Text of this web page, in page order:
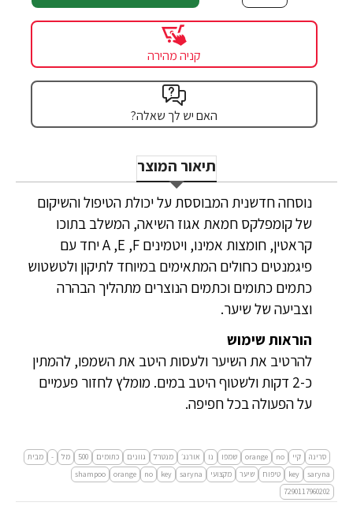
קניה מהירה
האם יש לך שאלה?
תיאור המוצר
נוסחה חדשנית המבוססת על יכולת הטיפול והשיקום
של קומפלקס חמאת אגוז השיאה, המשלב בתוכו
קראטין, חומצות אמינו, ויטמינים A ,E ,F יחד עם
פיגמנטים כחולים המתאימים במיוחד לתיקון ולטשטוש
כתמים כתומים וכתמים הנוצרים מתהליך הבהרה
וצביעה של שיער.
הוראות שימוש
להרטיב את השיער ולעסות היטב את השמפו, להמתין
כ-2 דקות ולשטוף היטב במים. מומלץ לחזור פעמיים
על הפעולה בכל חפיפה.
סרינה קיי no
orange שמפו נו אורנג׳ מנטרל גוונים כתומים 500 מל -
מבית
saryna
key טיפוח שיער מקצועי saryna
key
no
orange
shampoo
7290117960202